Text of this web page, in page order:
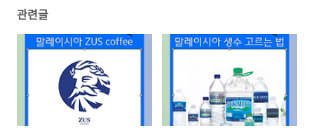
관련글